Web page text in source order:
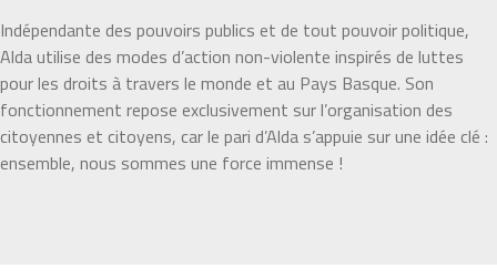
Indépendante des pouvoirs publics et de tout pouvoir politique,
Alda utilise des modes d’action non-violente inspirés de luttes
pour les droits à travers le monde et au Pays Basque. Son
fonctionnement repose exclusivement sur l’organisation des
citoyennes et citoyens, car le pari d’Alda s’appuie sur une idée clé :
ensemble, nous sommes une force immense !